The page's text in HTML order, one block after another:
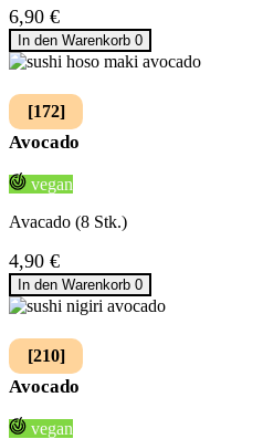
6,90 €
In den Warenkorb 0
[172]
Avocado
vegan
Avacado (8 Stk.)
4,90 €
In den Warenkorb 0
[210]
Avocado
vegan